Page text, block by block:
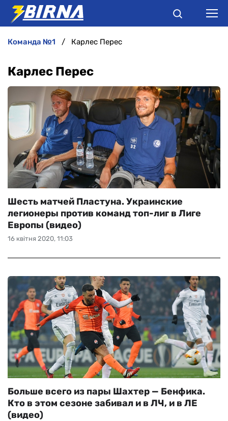
АНАЛІТИКА
ІНТЕРВ'Ю
РІЗНЕ
БУКМЕКЕРИ
команда №1 Карлес Перес
Карлес Перес
16 квітня 2020, 11:03
Шесть матчей Пластуна. Украинские
легионеры против команд топ-лиг в Лиге
Европы (видео)
Больше всего из пары Шахтер — Бенфика.
Кто в этом сезоне забивал и в ЛЧ, и в ЛЕ
(видео)